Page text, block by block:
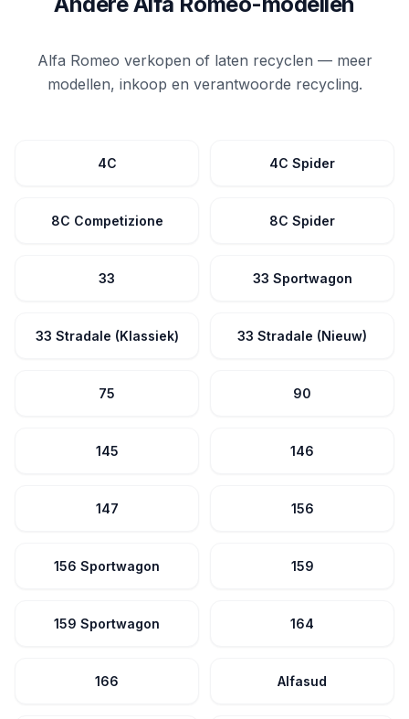
Alfa Romeo verkopen of laten recyclen — meer
modellen, inkoop en verantwoorde recycling.
4C 4C Spider
8C Competizione 8C Spider
33 33 Sportwagon
33 Stradale (Klassiek) 33 Stradale (Nieuw)
75 90
145 146
147 156
156 Sportwagon 159
159 Sportwagon 164
166 Alfasud